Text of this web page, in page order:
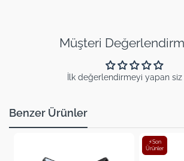
Müşteri
İlk değerlendirmeyi yapan siz
Benzer Ürünler